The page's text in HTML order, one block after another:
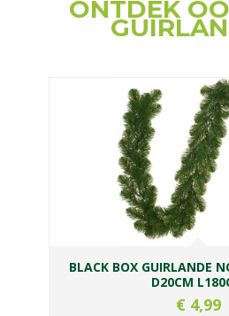
ONTDEK
BLACK BOX GUIRLANDE
D20CM
€ 4,99